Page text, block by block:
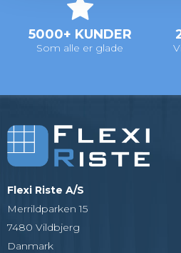
5000+ KUNDER
Som alle er glade
Flexi Riste A/S
Merrildparken 15
7480 Vildbjerg
Danmark